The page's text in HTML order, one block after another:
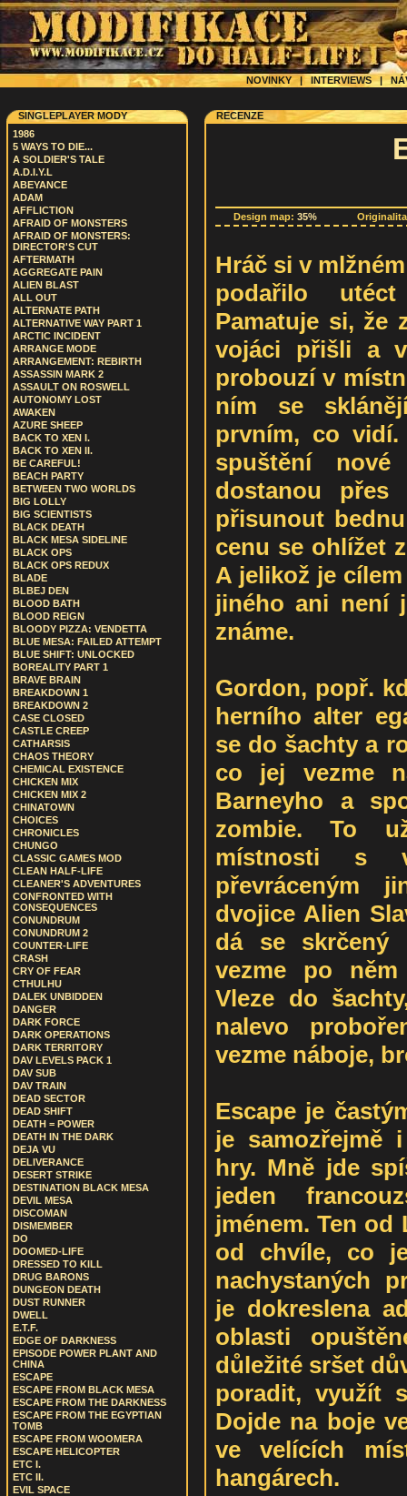
NOVINKY | INTERVIEWS|
SINGLEPLAYER MODY
1986
5 WAYS TO DIE...
A SOLDIER'S TALE
A.D.I.Y.L
ABEYANCE
ADAM
AFFLICTION
AFRAID OF MONSTERS
AFRAID OF MONSTERS:
DIRECTOR'S CUT
AFTERMATH
AGGREGATE PAIN
ALIEN BLAST
ALL OUT
ALTERNATE PATH
ALTERNATIVE WAY PART 1
ARCTIC INCIDENT
ARRANGE MODE
ARRANGEMENT: REBIRTH
ASSASSIN MARK 2
ASSAULT ON ROSWELL
AUTONOMY LOST
AWAKEN
AZURE SHEEP
BACK TO XEN I.
BACK TO XEN II.
BE CAREFUL!
BEACH PARTY
BETWEEN TWO WORLDS
BIG LOLLY
BIG SCIENTISTS
BLACK DEATH
BLACK MESA SIDELINE
BLACK OPS
BLACK OPS REDUX
BLADE
BLBEJ DEN
BLOOD BATH
BLOOD REIGN
BLOODY PIZZA: VENDETTA
BLUE MESA: FAILED ATTEMPT
BLUE SHIFT: UNLOCKED
BOREALITY PART 1
BRAVE BRAIN
BREAKDOWN 1
BREAKDOWN 2
CASE CLOSED
CASTLE CREEP
CATHARSIS
CHAOS THEORY
CHEMICAL EXISTENCE
CHICKEN MIX
CHICKEN MIX 2
CHINATOWN
CHOICES
CHRONICLES
CHUNGO
CLASSIC GAMES MOD
CLEAN HALF-LIFE
CLEANER'S ADVENTURES
CONFRONTED WITH
CONSEQUENCES
CONUNDRUM
CONUNDRUM 2
COUNTER-LIFE
CRASH
CRY OF FEAR
CTHULHU
DALEK UNBIDDEN
DANGER
DARK FORCE
DARK OPERATIONS
DARK TERRITORY
DAV LEVELS PACK 1
DAV SUB
DAV TRAIN
DEAD SECTOR
DEAD SHIFT
DEATH = POWER
DEATH IN THE DARK
DEJA VU
DELIVERANCE
DESERT STRIKE
DESTINATION BLACK MESA
DEVIL MESA
DISCOMAN
DISMEMBER
DO
DOOMED-LIFE
DRESSED TO KILL
DRUG BARONS
DUNGEON DEATH
DUST RUNNER
DWELL
E.T.F.
EDGE OF DARKNESS
EPISODE POWER PLANT AND
CHINA
ESCAPE
ESCAPE FROM BLACK MESA
ESCAPE FROM THE DARKNESS
ESCAPE FROM THE EGYPTIAN
TOMB
ESCAPE FROM WOOMERA
ESCAPE HELICOPTER
ETC I.
ETC II.
EVIL SPACE
RECENZE
Design map: 35%
Hráč si v
podařilo
Pamatuje si, že
vojáci přišli a
probouzí v
ním se
prvním, co
spuštění
dostanou
přisunout
cenu se ohlížet
A jelikož je
jiného ani není
známe.
Gordon, popř.
herního alter
se do šachty a
co jej vezme
Barneyho a
zombie. To
místnosti s
převráceným
dvojice Alien
dá se skrčený
vezme po
Vleze do
nalevo
vezme náboje,
Escape je
je samozřejmě
hry. Mně jde
jeden
jménem. Ten
od chvíle, co
nachystaných
je dokreslena
oblasti
důležité sršet
poradit, využít
Dojde na boje
ve velících
hangárech.